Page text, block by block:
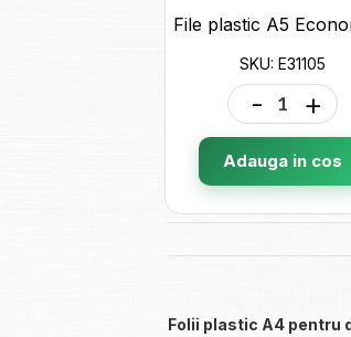
SKU: E31105
- +
Adauga in cos
Folii plastic A4 pentru